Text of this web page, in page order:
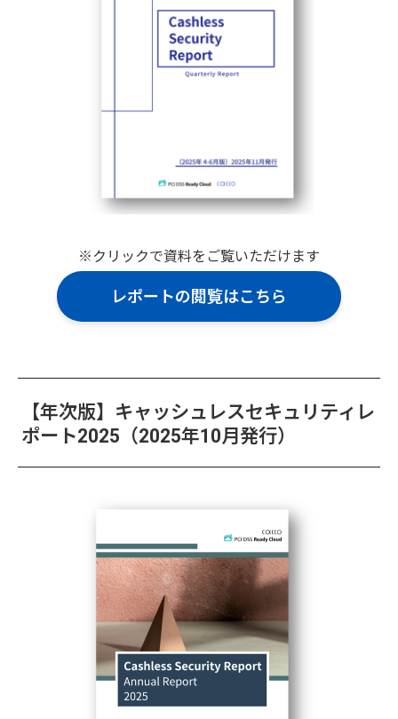
※クリックで資料をご覧いただけます
レポートの閲覧はこちら
【年次版】キャッシュレスセキュリティレ
ポート2025（2025年10月発行）